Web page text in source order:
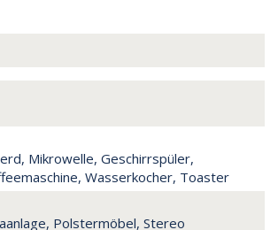
Mikrowelle, Geschirrspüler,
Wasserkocher, Toaster
Polstermöbel, Stereo